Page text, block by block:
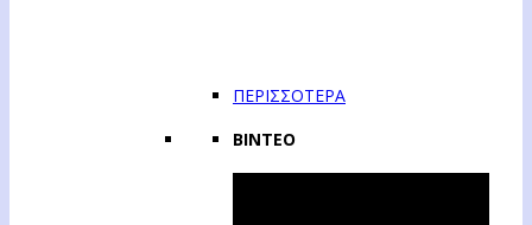
ΠΕΡΙΣΣΟΤΕΡΑ
ΒΙΝΤΕΟ